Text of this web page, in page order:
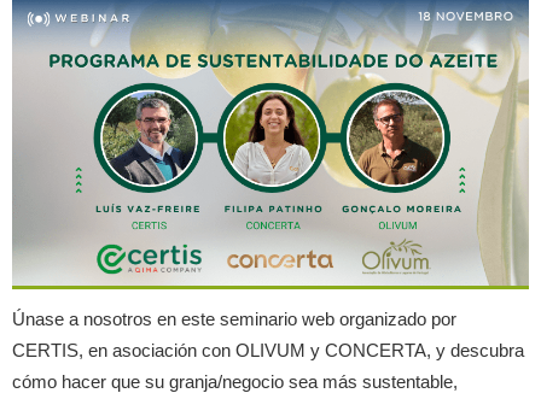
Únase a nosotros en este seminario web organizado por
CERTIS, en asociación con OLIVUM y CONCERTA, y descubra
cómo hacer que su granja/negocio sea más sustentable,